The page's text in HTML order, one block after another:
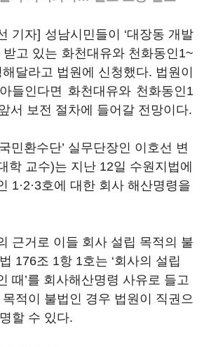
기자] 성남시민들이 ‘대장동 개발
받고 있는 화천대유와 천화동인1~
달라고 법원에 신청했다. 법원이
들인다면 화천대유와 천화동인1
서 보전 절차에 들어갈 전망이다.
민환수단’ 실무단장인 이호선 변
학 교수)는 지난 12일 수원지법에
1·2·3호에 대한 회사 해산명령을
근거로 이들 회사 설립 목적의 불
176조 1항 1호는 ‘회사의 설립
때’를 회사해산명령 사유로 들고
적이 불법인 경우 법원이 직권으
할 수 있다.